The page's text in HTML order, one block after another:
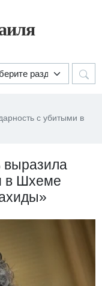
с убитыми в
выразила
в Шхеме